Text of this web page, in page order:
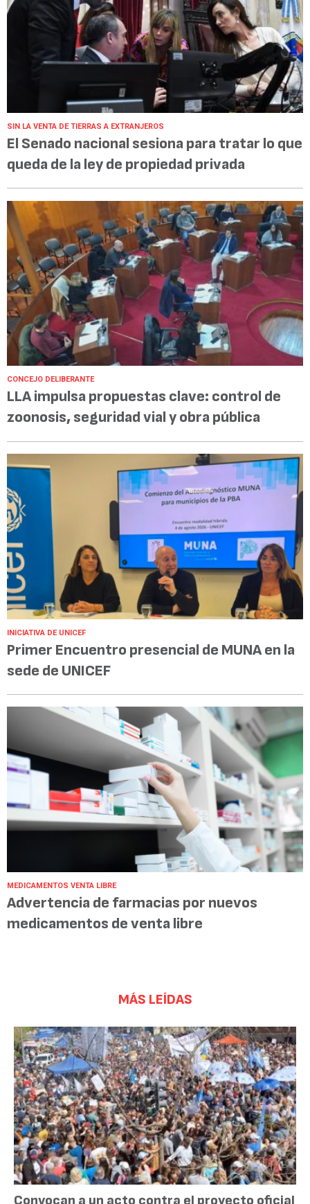
SIN LA VENTA DE TIERRAS A EXTRANJEROS
El Senado nacional sesiona para tratar lo que
queda de la ley de propiedad privada
CONCEJO DELIBERANTE
LLA impulsa propuestas clave: control de
zoonosis, seguridad vial y obra pública
INICIATIVA DE UNICEF
Primer Encuentro presencial de MUNA en la
sede de UNICEF
MEDICAMENTOS VENTA LIBRE
Advertencia de farmacias por nuevos
medicamentos de venta libre
MÁS LEÍDAS
Convocan a un acto contra el proyecto oficial